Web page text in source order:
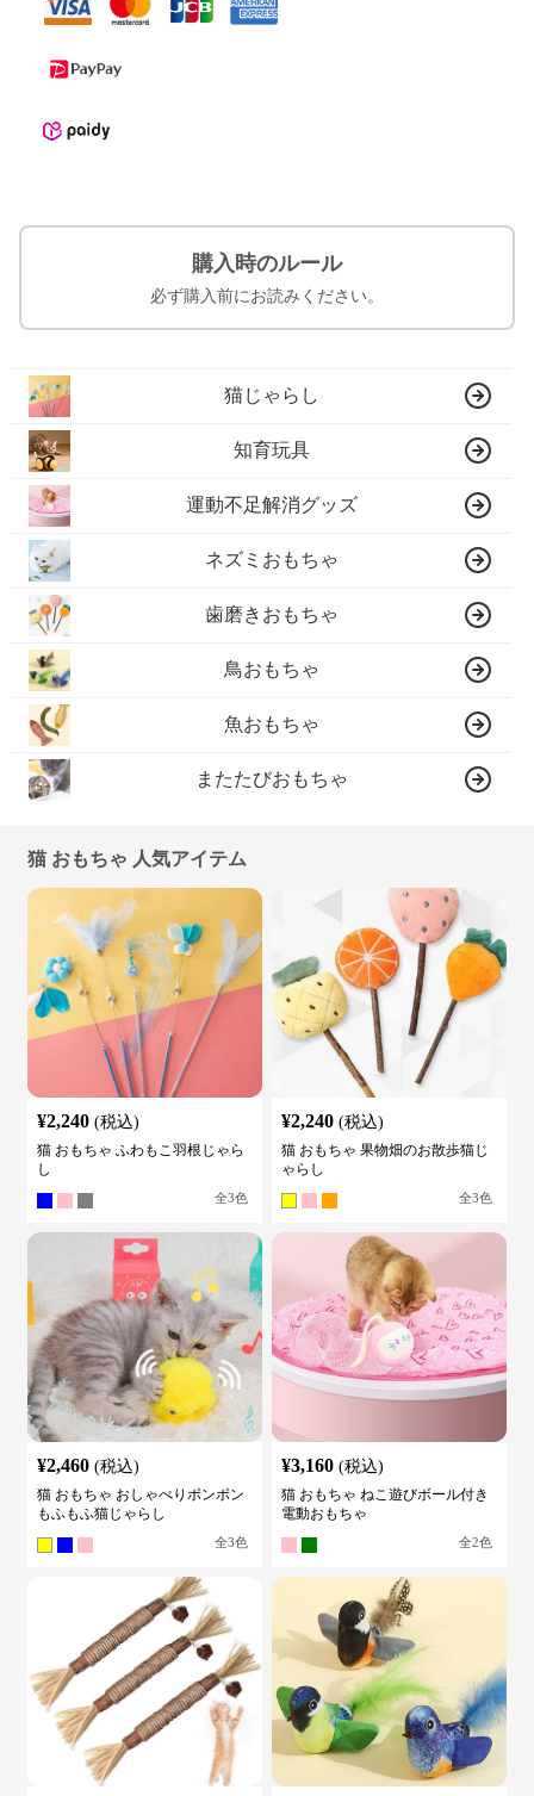
購入時のルール
必ず購入前にお読みください。
猫じゃらし
知育玩具
運動不足解消グッズ
ネズミおもちゃ
歯磨きおもちゃ
鳥おもちゃ
魚おもちゃ
またたびおもちゃ
猫 おもちゃ 人気アイテム
¥2,240 (税込)
猫 おもちゃ ふわもこ羽根じゃら
し
全3色
¥2,240 (税込)
猫 おもちゃ 果物畑のお散歩猫じ
ゃらし
全3色
¥2,460 (税込)
猫 おもちゃ おしゃべりポンポン
もふもふ猫じゃらし
全3色
¥3,160 (税込)
猫 おもちゃ ねこ遊びボール付き
電動おもちゃ
全2色